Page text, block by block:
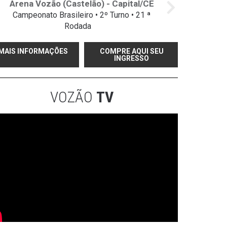
Arena Vozão (Castelão) - Capital/CE
Campeonato Brasileiro • 2º Turno • 21 ª
Rodada
MAIS INFORMAÇÕES
COMPRE AQUI SEU
INGRESSO
VOZÃO TV